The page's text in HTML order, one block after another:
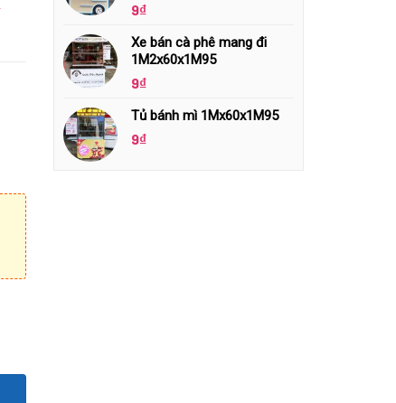
9₫
Xe bán cà phê mang đi
1M2x60x1M95
9₫
Tủ bánh mì 1Mx60x1M95
9₫